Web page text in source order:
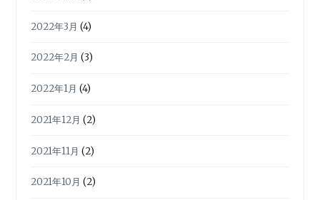
2022年3月 (4)
2022年2月 (3)
2022年1月 (4)
2021年12月 (2)
2021年11月 (2)
2021年10月 (2)